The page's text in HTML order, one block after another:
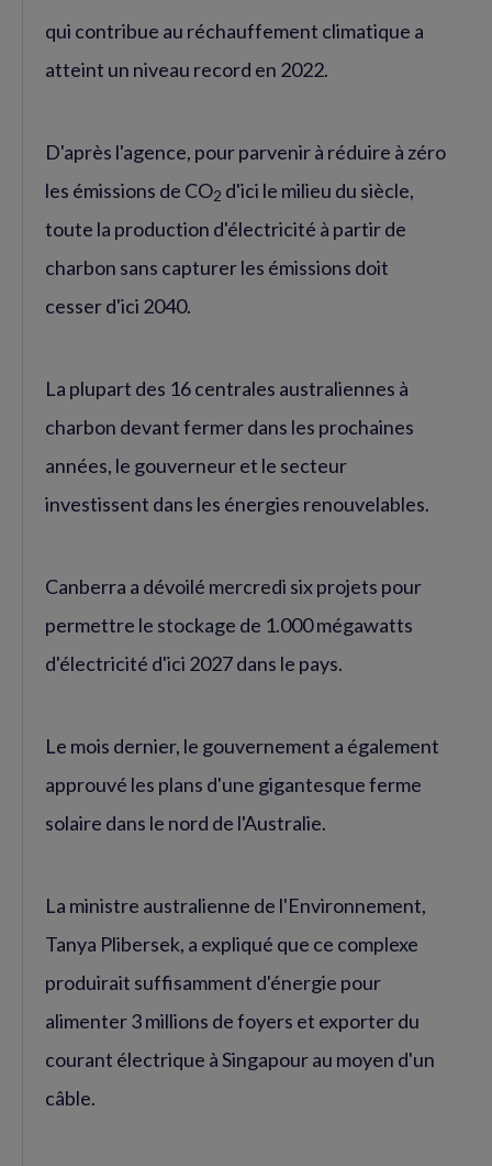
qui contribue au réchauffement climatique a
atteint un niveau record en 2022.
D'après l'agence, pour parvenir à réduire à zéro
les émissions de CO2 d'ici le milieu du siècle,
toute la production d'électricité à partir de
charbon sans capturer les émissions doit
cesser d'ici 2040.
La plupart des 16 centrales australiennes à
charbon devant fermer dans les prochaines
années, le gouverneur et le secteur
investissent dans les énergies renouvelables.
Canberra a dévoilé mercredi six projets pour
permettre le stockage de 1.000 mégawatts
d'électricité d'ici 2027 dans le pays.
Le mois dernier, le gouvernement a également
approuvé les plans d'une gigantesque ferme
solaire dans le nord de l'Australie.
La ministre australienne de l'Environnement,
Tanya Plibersek, a expliqué que ce complexe
produirait suffisamment d'énergie pour
alimenter 3 millions de foyers et exporter du
courant électrique à Singapour au moyen d'un
câble.